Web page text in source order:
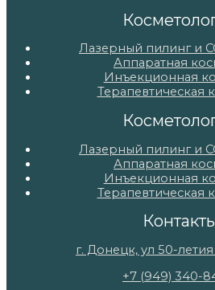
Лазерный пилинг и
Аппаратная
Инъекционная
Терапевтическая
Лазерный пилинг и
Аппаратная
Инъекционная
Терапевтическая
г. Донецк, ул 50-
+7 (949) 340-